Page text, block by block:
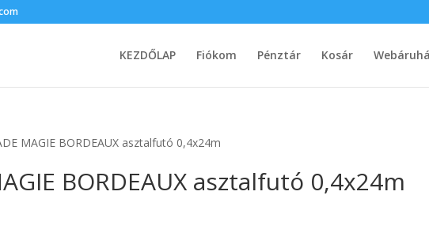
KEZDŐLAP Fiókom Pénztár Kosár
MAGIE BORDEAUX asztalfutó 0,4x24m
BORDEAUX asztalfutó 0,4x24m